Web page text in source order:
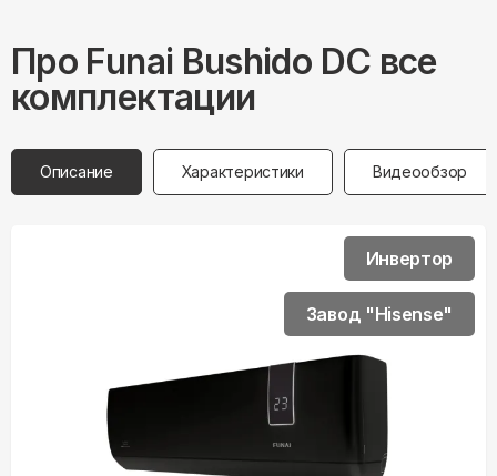
Про Funai Bushido DC все
комплектации
Описание Характеристики Видеообзор
Инвертор
Завод "Hisense"